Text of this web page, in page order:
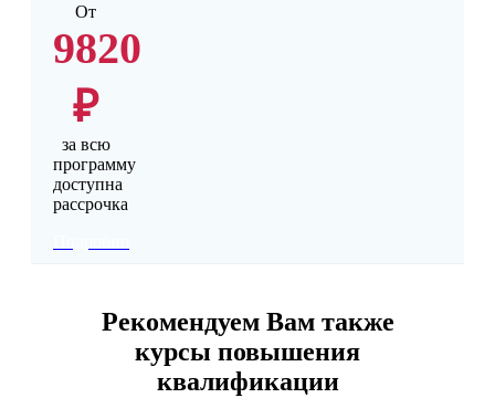
От
9820
₽
за всю
программу
доступна
рассрочка
Рекомендуем Вам также
курсы повышения
квалификации